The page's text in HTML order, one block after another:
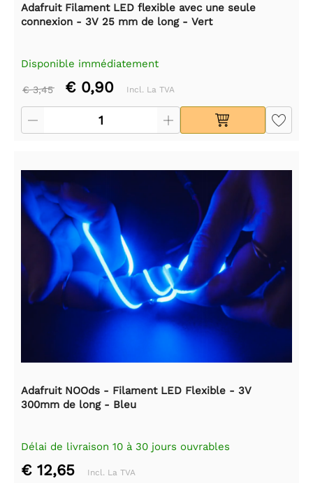
Adafruit Filament LED flexible avec une seule
connexion - 3V 25 mm de long - Vert
Disponible immédiatement
€ 3,45 € 0,90 Incl. La TVA
Adafruit NOOds - Filament LED Flexible - 3V
300mm de long - Bleu
Délai de livraison 10 à 30 jours ouvrables
€ 12,65 Incl. La TVA